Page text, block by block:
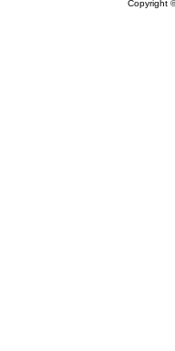
Copyright